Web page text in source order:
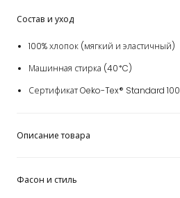
Состав и уход
100% хлопок (мягкий и эластичный)
Машинная стирка (40*C)
Сертификат Oeko-Tex® Standard 100
Описание товара
Фасон и стиль